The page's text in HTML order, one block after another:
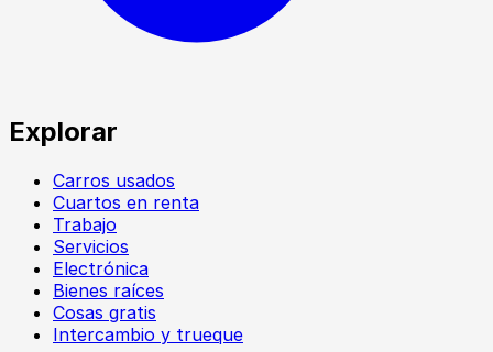
Explorar
Carros usados
Cuartos en renta
Trabajo
Servicios
Electrónica
Bienes raíces
Cosas gratis
Intercambio y trueque